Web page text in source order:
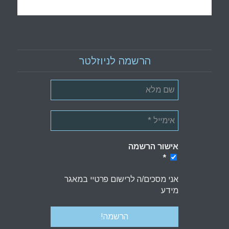
הרשמה לניוזלטר
אישור הרשמה
*
אני מסכים/ה לרישום פרטיי במאגר
מידע